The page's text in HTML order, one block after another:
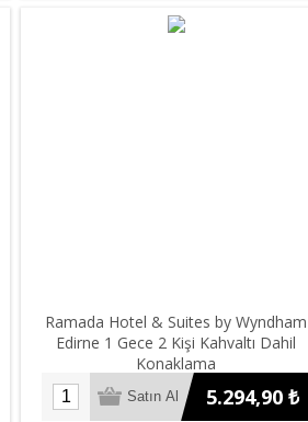
Ramada Hotel & Suites by Wyndham
Edirne 1 Gece 2 Kişi Kahvaltı Dahil
Konaklama
5.294,90 ₺